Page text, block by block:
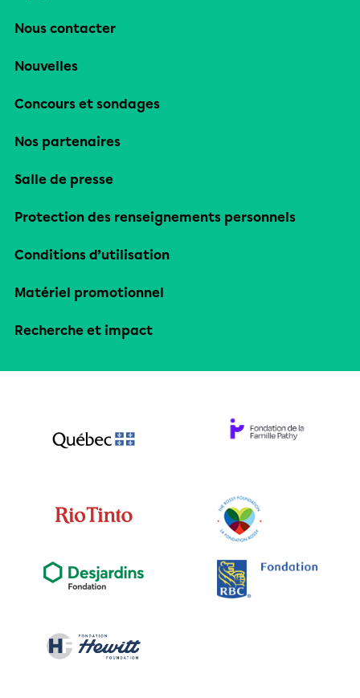
Nous contacter
Nouvelles
Concours et sondages
Nos partenaires
Salle de presse
Protection des renseignements personnels
Conditions d’utilisation
Matériel promotionnel
Recherche et impact